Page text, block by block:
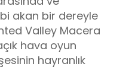
akan bir dereyle
Valley Macera
hava oyun
hayranlık